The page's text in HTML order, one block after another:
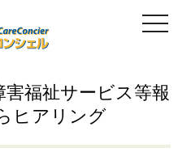
害福祉サービス等報
ヒアリング